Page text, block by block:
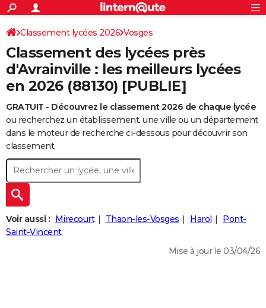
ACTUALITÉS
Politique
Société
Faits Divers
Education
Monde
Villes
+
SPORT
Coupe du monde 2026
Football
Tennis
Cyclisme
Rugby
Forum
CULTURE
Programme TV
TNT
Streaming
Cinéma
Sorties cinéma
Musique
+
FINANCE
Retraite
Impôts
Epargne
Immobilier
Risques naturels par ville
Banque
Assurance
Crédit
AUTO
Essais
Réserver un essai
Citadines
Berlines
SUV
Forum auto
+
HIGH-TECH
BRICOLAGE
Forum
Aménagement intérieur
Extérieur
Cuisine
Salle de bains
Jardinage
Rangement
+WEEK-END
Guides de France
Escapades
Patrimoine
Expositions
Musées
Week-end nature
+
LIFESTYLE
Art de vivre
Bien-être
Loisirs
Mode
Modes de vie
+SANTE
S'inscrire
Connexion
Classement lycées 2026 Vosges
Classement des lycées près
d'Avrainville : les meilleurs lycées
en 2026 (88130) [PUBLIE]
GRATUIT - Découvrez le classement 2026 de chaque lycée
ou recherchez un établissement, une ville ou un département
dans le moteur de recherche ci-dessous pour découvrir son
classement.
Voir aussi : Mirecourt Thaon-les-Vosges Harol
Pont-
Saint-Vincent
Mise à jour le 03/04/26